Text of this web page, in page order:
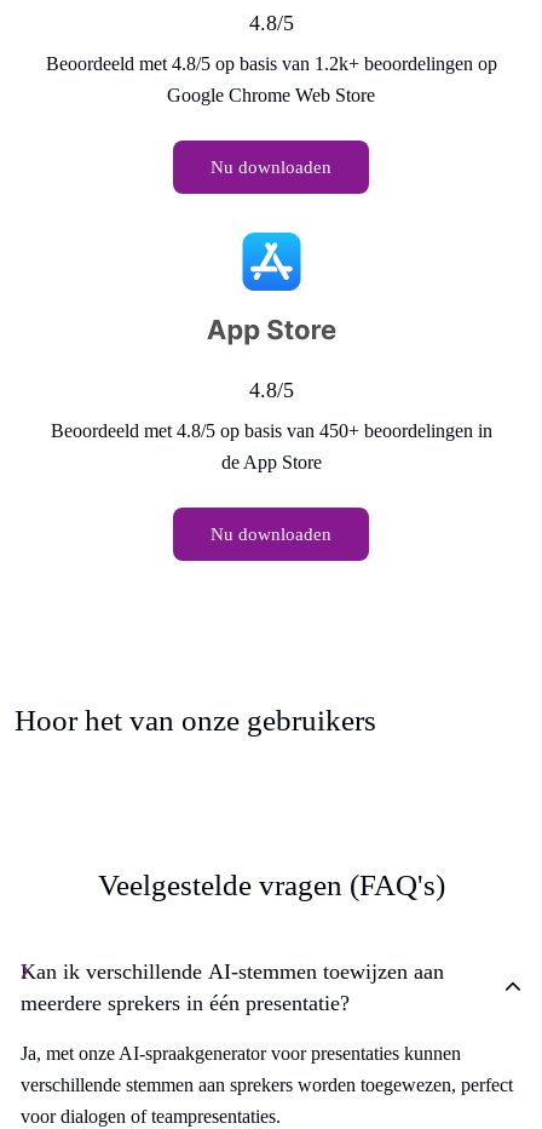
4.8/5
Beoordeeld met 4.8/5 op basis van 1.2k+ beoordelingen op
Google Chrome Web Store
Nu downloaden
4.8/5
Beoordeeld met 4.8/5 op basis van 450+ beoordelingen in
de App Store
Nu downloaden
Hoor het van onze gebruikers
Veelgestelde vragen (FAQ's)
Kan ik verschillende AI-stemmen toewijzen aan
meerdere sprekers in één presentatie?
Ja, met onze AI-spraakgenerator voor presentaties kunnen
verschillende stemmen aan sprekers worden toegewezen, perfect
voor dialogen of teampresentaties.